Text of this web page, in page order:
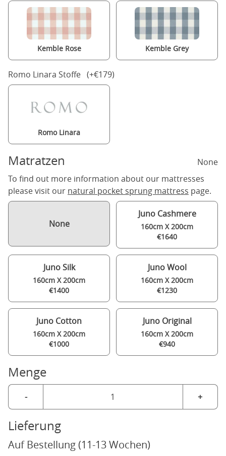
Kemble Rose Kemble Grey
Romo Linara Stoffe (+€179)
Romo Linara
Matratzen
None
To find out more information about our mattresses
please visit our natural pocket sprung mattress page.
None
Juno Cashmere
160cm X 200cm
€1640
Juno Silk
160cm X 200cm
€1400
Juno Wool
160cm X 200cm
€1230
Juno Cotton
160cm X 200cm
€1000
Juno Original
160cm X 200cm
€940
Menge
- +
Lieferung
Auf Bestellung (11-13 Wochen)